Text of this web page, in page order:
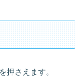
押さえます。